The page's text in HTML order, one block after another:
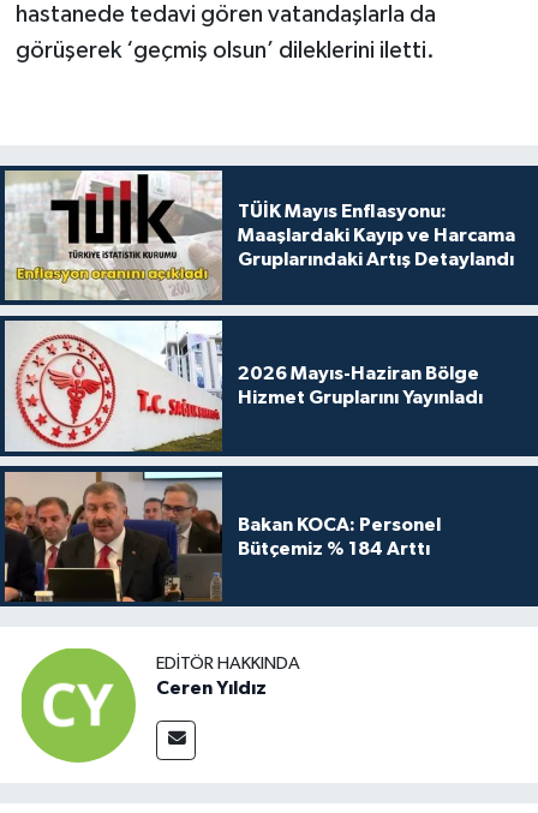
hastanede tedavi gören vatandaşlarla da
görüşerek ‘geçmiş olsun’ dileklerini iletti.
TÜİK Mayıs Enflasyonu:
Maaşlardaki Kayıp ve Harcama
Gruplarındaki Artış Detaylandı
2026 Mayıs-Haziran Bölge
Hizmet Gruplarını Yayınladı
Bakan KOCA: Personel
Bütçemiz % 184 Arttı
EDITÖR HAKKINDA
Ceren Yıldız